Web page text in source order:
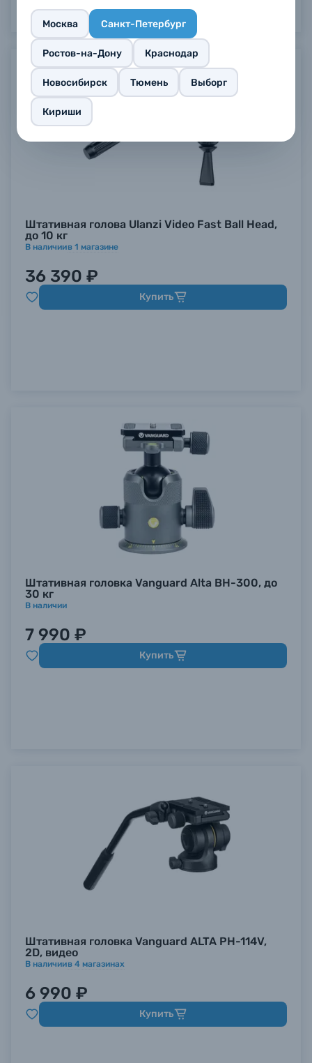
Москва Санкт-Петербург
Ростов-на-Дону Краснодар
Новосибирск Тюмень Выборг
Кириши
Штативная голова Ulanzi Video Fast Ball Head,
до 10 кг
В наличиив 1 магазине
36 390 ₽
Купить
Штативная головка Vanguard Alta BH-300, до
30 кг
В наличии
7 990 ₽
Купить
Штативная головка Vanguard ALTA PH-114V,
2D, видео
В наличиив 4 магазинах
6 990 ₽
Купить